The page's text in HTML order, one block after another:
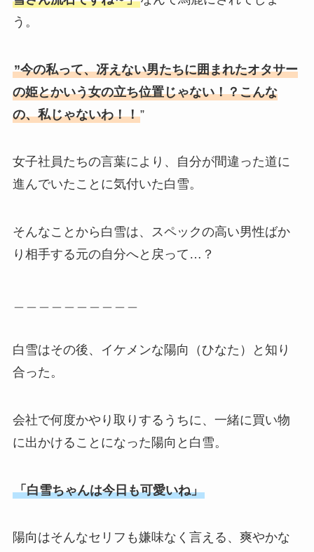
う。
”今の私って、冴えない男たちに囲まれたオタサー
の姫とかいう女の立ち位置じゃない！？こんな
の、私じゃないわ！！”
女子社員たちの言葉により、自分が間違った道に
進んでいたことに気付いた白雪。
そんなことから白雪は、スペックの高い男性ばか
り相手する元の自分へと戻って…？
白雪はその後、イケメンな陽向（ひなた）と知り
合った。
会社で何度かやり取りするうちに、一緒に買い物
に出かけることになった陽向と白雪。
「白雪ちゃんは今日も可愛いね」
陽向はそんなセリフも嫌味なく言える、爽やかな